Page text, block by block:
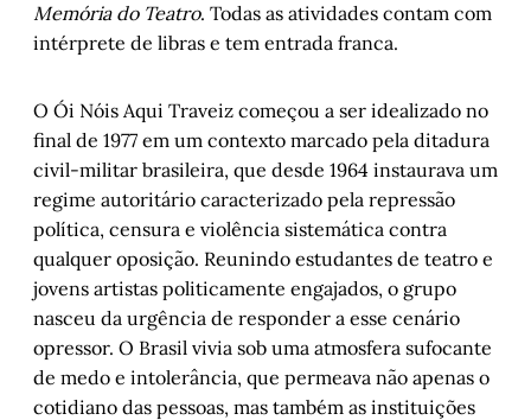
Memória do Teatro. Todas as atividades contam com
intérprete de libras e tem entrada franca.
O Ói Nóis Aqui Traveiz começou a ser idealizado no
final de 1977 em um contexto marcado pela ditadura
civil-militar brasileira, que desde 1964 instaurava um
regime autoritário caracterizado pela repressão
política, censura e violência sistemática contra
qualquer oposição. Reunindo estudantes de teatro e
jovens artistas politicamente engajados, o grupo
nasceu da urgência de responder a esse cenário
opressor. O Brasil vivia sob uma atmosfera sufocante
de medo e intolerância, que permeava não apenas o
cotidiano das pessoas, mas também as instituições